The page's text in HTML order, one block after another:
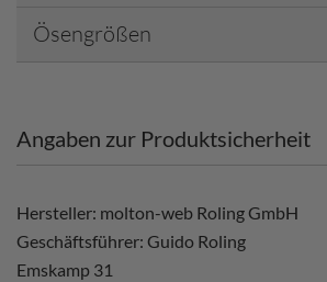
Ösengrößen
Angaben zur Produktsicherheit
Hersteller: molton-web Roling GmbH
Geschäftsführer: Guido Roling
Emskamp 31